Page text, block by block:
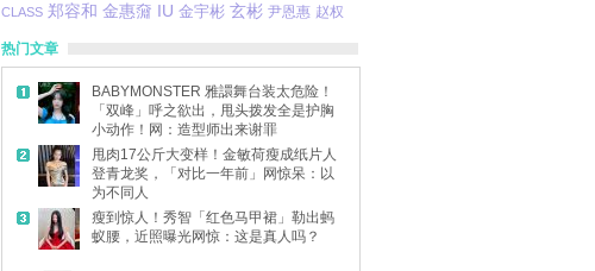
CLASS 郑容和 金惠奫 IU 金宇彬 玄彬 尹恩惠 赵权
热门文章
BABYMONSTER 雅譞舞台装太危险！
「双峰」呼之欲出，甩头拨发全是护胸
小动作！网：造型师出来谢罪
甩肉17公斤大变样！金敏荷瘦成纸片人
登青龙奖，「对比一年前」网惊呆：以
为不同人
瘦到惊人！秀智「红色马甲裙」勒出蚂
蚁腰，近照曝光网惊：这是真人吗？